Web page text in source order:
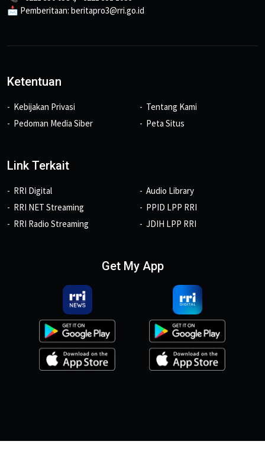
📩 Pemberitaan: beritapro3@rri.go.id
Ketentuan
Kebijakan Privasi
Pedoman Media Siber
Tentang Kami
Peta Situs
Link Terkait
RRI Digital
RRI NET Streaming
RRI Radio Streaming
Audio Library
PPID LPP RRI
JDIH LPP RRI
Get My App